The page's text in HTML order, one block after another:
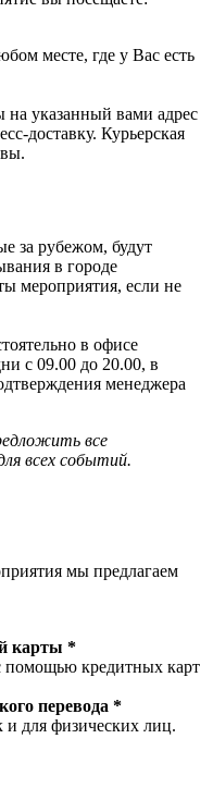
месте, где у Вас есть
на указанный вами адрес
доставку. Курьерская
за рубежом, будут
в городе
мероприятия, если не
в офисе
с 09.00 до 20.00, в
менеджера
все
всех событий.
мы предлагаем
карты *
помощью кредитных карт
перевода *
и для физических лиц.